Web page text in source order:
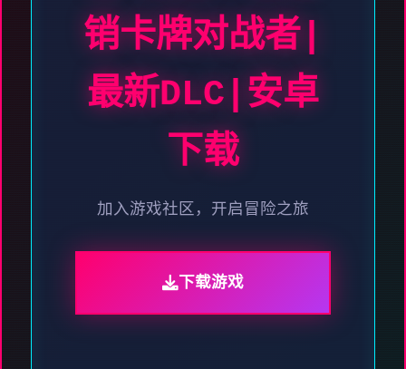
销卡牌对战者|
最新DLC|安卓
下载
加入游戏社区，开启冒险之旅
下载游戏